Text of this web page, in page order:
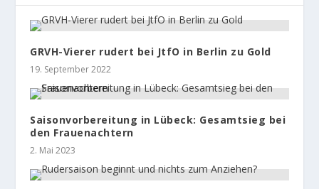
GRVH-Vierer rudert bei JtfO in Berlin zu Gold
19. September 2022
Saisonvorbereitung in Lübeck: Gesamtsieg bei
den Frauenachtern
2. Mai 2023